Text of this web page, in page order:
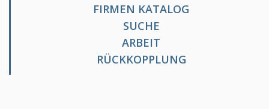
FIRMEN KATALOG
SUCHE
ARBEIT
RÜCKKOPPLUNG